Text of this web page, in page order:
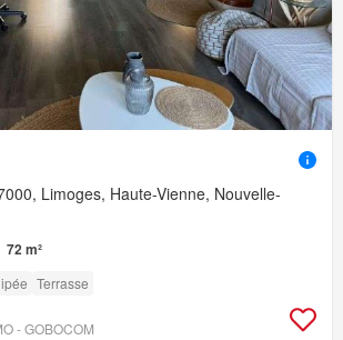
Limoges, Haute-Vienne, Nouvelle-
72 m²
Terrasse
- GOBOCOM